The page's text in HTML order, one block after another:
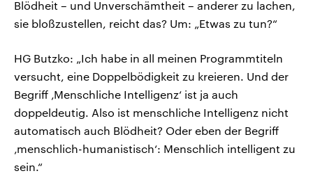
Blödheit – und Unverschämtheit – anderer zu lachen,
sie bloßzustellen, reicht das? Um: „Etwas zu tun?“
HG Butzko: „Ich habe in all meinen Programmtiteln
versucht, eine Doppelbödigkeit zu kreieren. Und der
Begriff ‚Menschliche Intelligenz‘ ist ja auch
doppeldeutig. Also ist menschliche Intelligenz nicht
automatisch auch Blödheit? Oder eben der Begriff
‚menschlich-humanistisch‘: Menschlich intelligent zu
sein.“